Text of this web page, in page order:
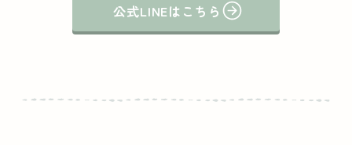
公式LINEはこちら